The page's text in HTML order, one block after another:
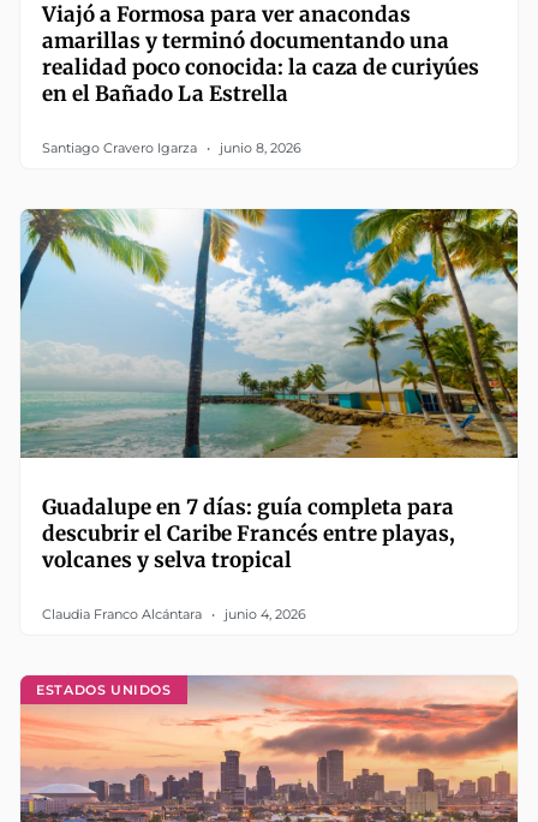
Viajó a Formosa para ver anacondas
amarillas y terminó documentando una
realidad poco conocida: la caza de curiyúes
en el Bañado La Estrella
Santiago Cravero Igarza junio 8, 2026
Guadalupe en 7 días: guía completa para
descubrir el Caribe Francés entre playas,
volcanes y selva tropical
Claudia Franco Alcántara junio 4, 2026
ESTADOS UNIDOS